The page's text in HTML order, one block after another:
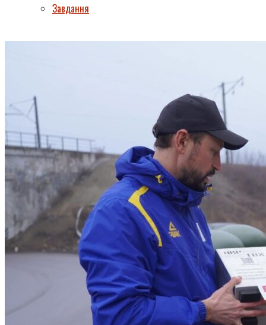
Завдання
Звернення Голови ГО «Муніципальна ліга Києва»
Нічого не знайдено
Переглянути всі результати